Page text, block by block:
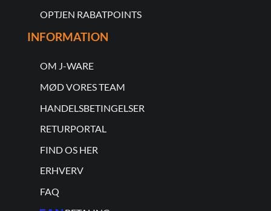
OPTJEN RABATPOINTS
INFORMATION
OM J-WARE
MØD VORES TEAM
HANDELSBETINGELSER
RETURPORTAL
FIND OS HER
ERHVERV
FAQ